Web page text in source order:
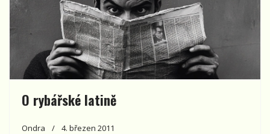
O rybářské latině
Ondra 4. březen 2011